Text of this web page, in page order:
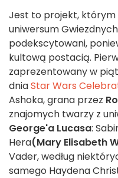
Jest to projekt, którym
uniwersum Gwiezdnych
podekscytowani,
kultową postacią.
zaprezentowany w
dniaStar Wars
Ashoka, grana przez
znajomych twarzy z
George'a Lucasa:
Hera(Mary Elisabeth
Vader, według
samego Haydena